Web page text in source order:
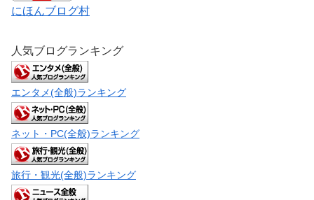
にほんブログ村
人気ブログランキング
エンタメ(全般)ランキング
ネット・PC(全般)ランキング
旅行・観光(全般)ランキング